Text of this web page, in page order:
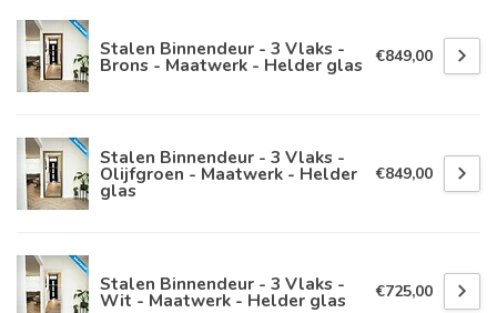
Stalen Binnendeur - 3 Vlaks -
Brons - Maatwerk - Helder glas €849,00
Stalen Binnendeur - 3 Vlaks -
Olijfgroen - Maatwerk - Helder
glas
€849,00
Stalen Binnendeur - 3 Vlaks -
Wit - Maatwerk - Helder glas €725,00